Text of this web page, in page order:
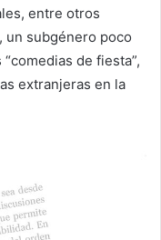
entre otros
un subgénero poco
de fiesta”,
extranjeras en la